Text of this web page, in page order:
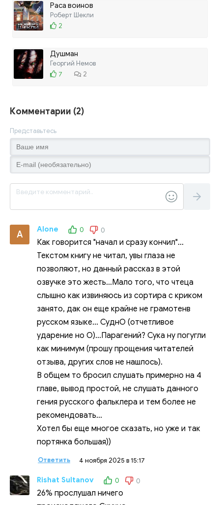
Раса воинов
Роберт Шекли
2
Душман
Георгий Немов
7
2
Комментарии (2)
Представьтесь
A Alone 0 0
Как говорится "начал и сразу кончил"...
Текстом книгу не читал, увы глаза не
позволяют, но данный рассказ в этой
озвучке это жесть...Мало того, что чтеца
слышно как извиняюсь из сортира с криком
занято, дак он еще крайне не грамотенв
русском языке... СуднО (отчетливое
ударение но О)...Парагений? Сука ну погугли
как минимум (прошу прощения читателей
отзыва, других слов не нашлось).
В общем то бросил слушать примерно на 4
главе, вывод простой, не слушать данного
гения русского фальклера и тем более не
рекомендовать...
Хотел бы еще многое сказать, но уже и так
портянка большая))
Ответить 4 ноября 2025 в 15:17
Rishat Sultanov 0 0
26% прослушал ничего